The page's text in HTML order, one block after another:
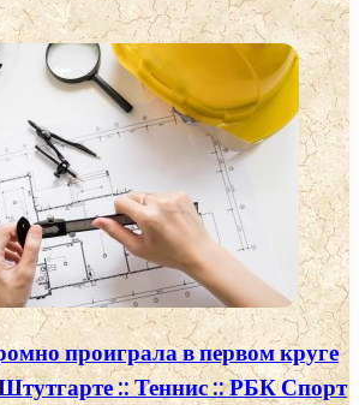
проиграла в первом круге
:: Теннис :: РБК Спорт